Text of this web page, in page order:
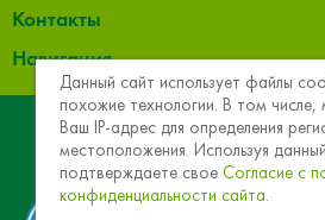
Контакты
Навигация
© 2013 - 2026 Эковер.
звукоизоляция
Данный сайт использует файлы
похожие технологии. В том
Ваш IP-адрес для определения
местоположения. Используя
подтверждаете свое Согласие с
конфиденциальности сайта.